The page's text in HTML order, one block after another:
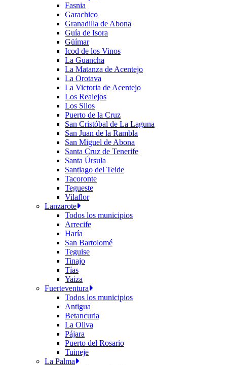
Fasnia
Garachico
Granadilla de Abona
Guía de Isora
Güímar
Icod de los Vinos
La Guancha
La Matanza de Acentejo
La Orotava
La Victoria de Acentejo
Los Realejos
Los Silos
Puerto de la Cruz
San Cristóbal de La Laguna
San Juan de la Rambla
San Miguel de Abona
Santa Cruz de Tenerife
Santa Úrsula
Santiago del Teide
Tacoronte
Tegueste
Vilaflor
Lanzarote
Todos los municipios
Arrecife
Haría
San Bartolomé
Teguise
Tinajo
Tías
Yaiza
Fuerteventura
Todos los municipios
Antigua
Betancuria
La Oliva
Pájara
Puerto del Rosario
Tuineje
La Palma